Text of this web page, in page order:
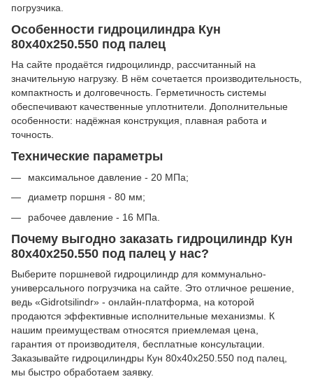
погрузчика.
Особенности гидроцилиндра Кун
80х40х250.550 под палец
На сайте продаётся гидроцилиндр, рассчитанный на
значительную нагрузку. В нём сочетается производительность,
компактность и долговечность. Герметичность системы
обеспечивают качественные уплотнители. Дополнительные
особенности: надёжная конструкция, плавная работа и
точность.
Технические параметры
максимальное давление - 20 МПа;
диаметр поршня - 80 мм;
рабочее давление - 16 МПа.
Почему выгодно заказать гидроцилиндр Кун
80х40х250.550 под палец у нас?
Выберите поршневой гидроцилиндр для коммунально-
универсального погрузчика на сайте. Это отличное решение,
ведь «Gidrotsilindr» - онлайн-платформа, на которой
продаются эффективные исполнительные механизмы. К
нашим преимуществам относятся приемлемая цена,
гарантия от производителя, бесплатные консультации.
Заказывайте гидроцилиндры Кун 80х40х250.550 под палец,
мы быстро обработаем заявку.